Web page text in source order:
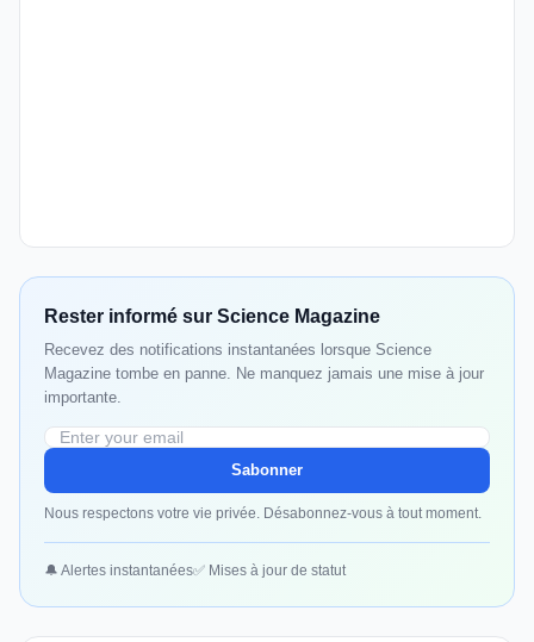
Rester informé sur Science Magazine
Recevez des notifications instantanées lorsque Science
Magazine tombe en panne. Ne manquez jamais une mise à jour
importante.
Sabonner
Nous respectons votre vie privée. Désabonnez-vous à tout moment.
🔔 Alertes instantanées✅ Mises à jour de statut